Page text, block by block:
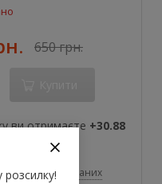
650 грн.
ви отримаєте +30.88
До обраних